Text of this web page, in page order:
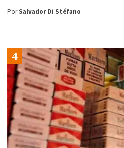
PorSalvador Di Stéfano